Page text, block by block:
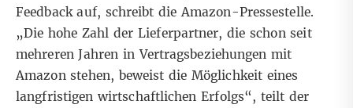
Feedback auf, schreibt die Amazon-Pressestelle.
„Die hohe Zahl der Lieferpartner, die schon seit
mehreren Jahren in Vertragsbeziehungen mit
Amazon stehen, beweist die Möglichkeit eines
langfristigen wirtschaftlichen Erfolgs“, teilt der